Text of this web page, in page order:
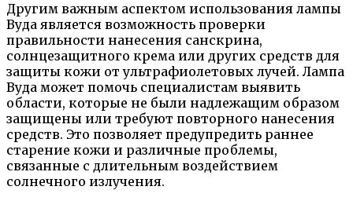
Другим важным аспектом использования лампы
Вуда является возможность проверки
правильности нанесения санскрина,
солнцезащитного крема или других средств для
защиты кожи от ультрафиолетовых лучей. Лампа
Вуда может помочь специалистам выявить
области, которые не были надлежащим образом
защищены или требуют повторного нанесения
средств. Это позволяет предупредить раннее
старение кожи и различные проблемы,
связанные с длительным воздействием
солнечного излучения.